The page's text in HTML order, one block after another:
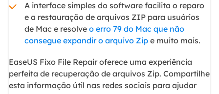
A interface simples do software facilita o reparo
e a restauração de arquivos ZIP para usuários
de Mac e resolve o erro 79 do Mac que não
consegue expandir o arquivo Zipe muito mais.
EaseUS Fixo File Repair oferece uma experiência
perfeita de recuperação de arquivos Zip. Compartilhe
esta informação útil nas redes sociais para ajudar